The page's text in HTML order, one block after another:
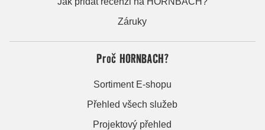
Záruky
Proč HORNBACH?
Sortiment E-shopu
Přehled všech služeb
Projektový přehled